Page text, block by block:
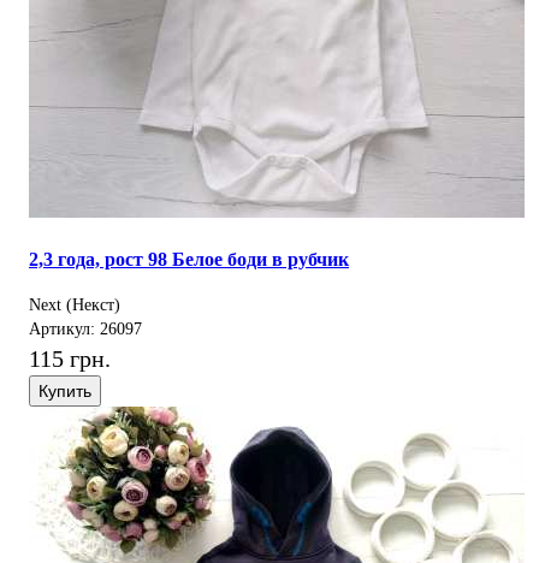
2,3 года, рост 98 Белое боди в рубчик
Next (Некст)
Артикул: 26097
115 грн.
Купить